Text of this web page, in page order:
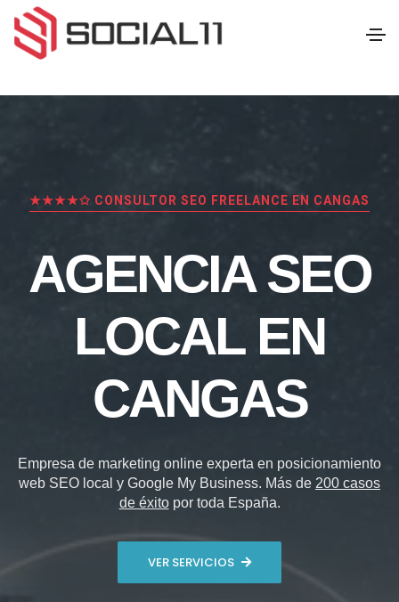
★★★★✩ CONSULTOR SEO FREELANCE EN CANGAS
AGENCIA SEO
LOCAL EN
CANGAS
Empresa de marketing online experta en posicionamiento
web SEO local y Google My Business. Más de 200 casos
de éxitopor toda España.
VER SERVICIOS